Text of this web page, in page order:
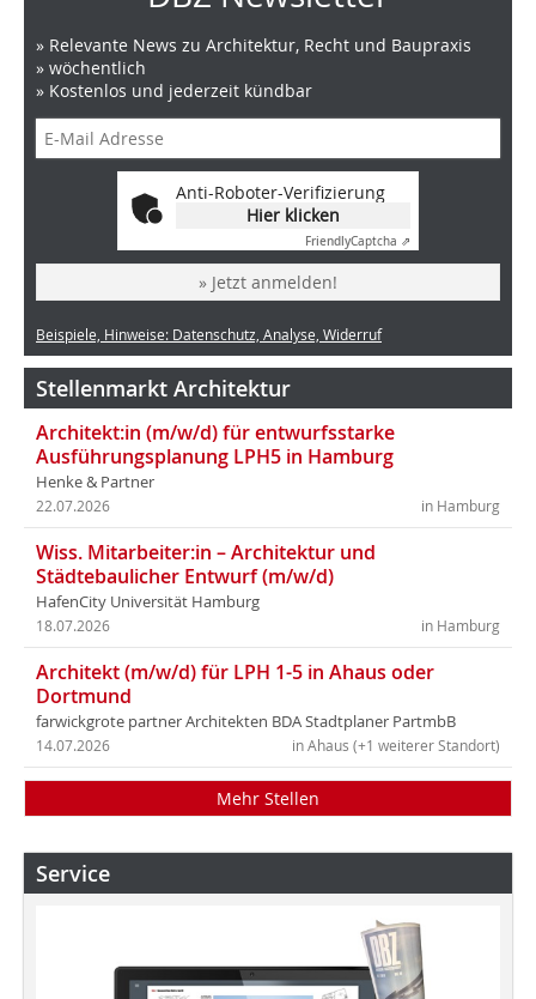
» Relevante News zu Architektur, Recht und Baupraxis
» wöchentlich
» Kostenlos und jederzeit kündbar
Anti-Roboter-Verifizierung
Hier klicken
FriendlyCaptcha ⇗
» Jetzt anmelden!
Beispiele, Hinweise: Datenschutz, Analyse, Widerruf
Stellenmarkt Architektur
Architekt:in (m/w/d) für entwurfsstarke
Ausführungsplanung LPH5 in Hamburg
Henke & Partner
in Hamburg
22.07.2026
Wiss. Mitarbeiter:in – Architektur und
Städtebaulicher Entwurf (m/w/d)
HafenCity Universität Hamburg
in Hamburg
18.07.2026
Architekt (m/w/d) für LPH 1-5 in Ahaus oder
Dortmund
farwickgrote partner Architekten BDA Stadtplaner PartmbB
in Ahaus (+1 weiterer Standort)
14.07.2026
Mehr Stellen
Service